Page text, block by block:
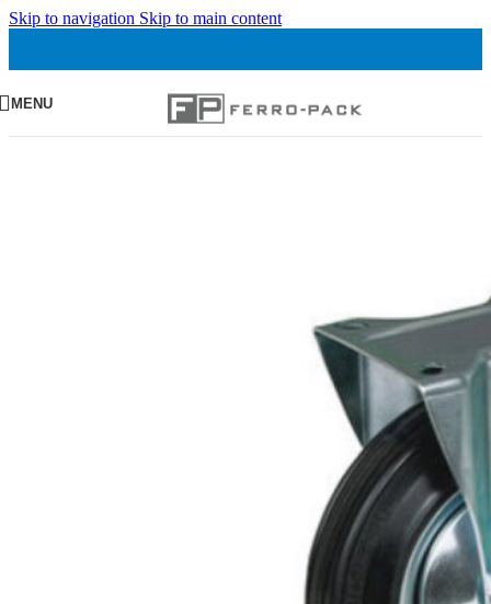
Skip to navigation Skip to main content
MENU